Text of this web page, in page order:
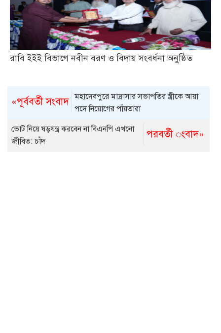
রাবি ইইই বিভাগে নবীন বরণ ও বিদায় সংবর্ধনা অনুষ্ঠিত
«পূর্ববর্তী সংবাদ মহাদেবপুরে মাদ্রাসার সভাপতির স্ত্রীকে আয়া
পদে নিয়োগের পাঁয়তারা
পরবর্তী ংবাদ»
ভোট নিয়ে ষড়যন্ত্র করবেন না বিএনপি এখনো
জীবিত: চাঁদ